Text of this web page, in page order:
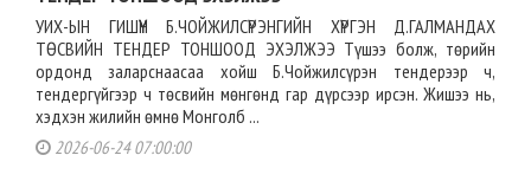
УИХ-ЫН ГИШҮҮН Б.ЧОЙЖИЛСҮРЭНГИЙН ХҮРГЭН Д.ГАЛМАНДАХ
ТӨСВИЙН ТЕНДЕР ТОНШООД ЭХЭЛЖЭЭ Түшээ болж, төрийн
ордонд заларснаасаа хойш Б.Чойжилсүрэн тендерээр ч,
тендергүйгээр ч төсвийн мөнгөнд гар дүрсээр ирсэн. Жишээ нь,
хэдхэн жилийн өмнө Монголб ...
2026-06-24 07:00:00